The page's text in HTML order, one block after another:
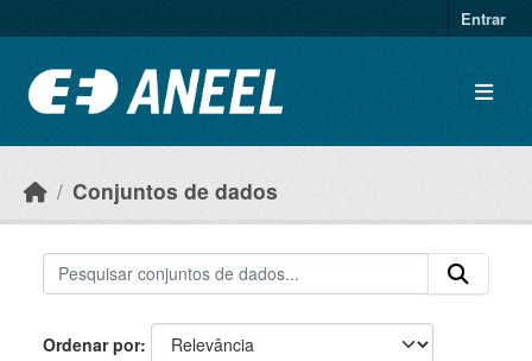
Entrar
Conjuntos de dados
Ordenar por